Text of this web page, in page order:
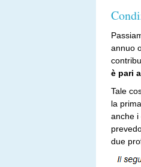
annuo
è pari
Tale
la
anche i
due